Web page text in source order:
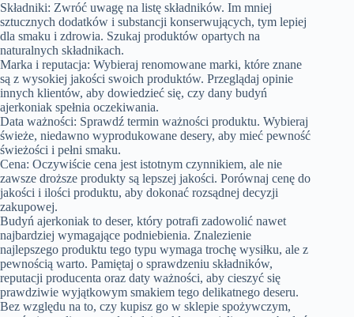
Składniki: Zwróć uwagę na listę składników. Im mniej
sztucznych dodatków i substancji konserwujących, tym lepiej
dla smaku i zdrowia. Szukaj produktów opartych na
naturalnych składnikach.
Marka i reputacja: Wybieraj renomowane marki, które znane
są z wysokiej jakości swoich produktów. Przeglądaj opinie
innych klientów, aby dowiedzieć się, czy dany budyń
ajerkoniak spełnia oczekiwania.
Data ważności: Sprawdź termin ważności produktu. Wybieraj
świeże, niedawno wyprodukowane desery, aby mieć pewność
świeżości i pełni smaku.
Cena: Oczywiście cena jest istotnym czynnikiem, ale nie
zawsze droższe produkty są lepszej jakości. Porównaj cenę do
jakości i ilości produktu, aby dokonać rozsądnej decyzji
zakupowej.
Budyń ajerkoniak to deser, który potrafi zadowolić nawet
najbardziej wymagające podniebienia. Znalezienie
najlepszego produktu tego typu wymaga trochę wysiłku, ale z
pewnością warto. Pamiętaj o sprawdzeniu składników,
reputacji producenta oraz daty ważności, aby cieszyć się
prawdziwie wyjątkowym smakiem tego delikatnego deseru.
Bez względu na to, czy kupisz go w sklepie spożywczym,